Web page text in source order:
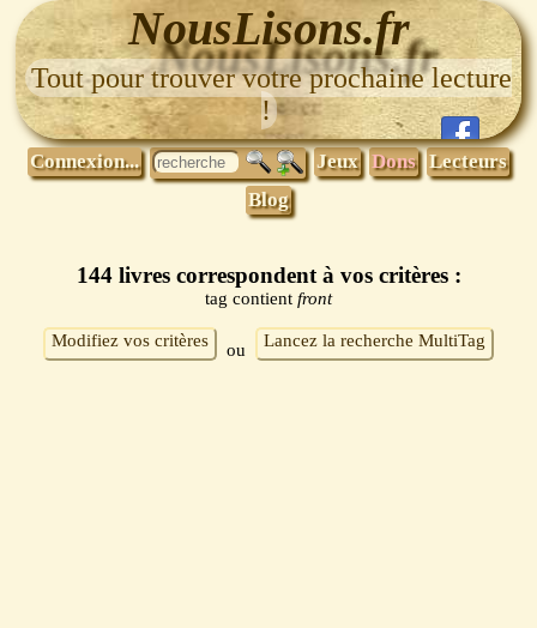
NousLisons.fr
Tout pour trouver votre prochaine lecture
!
Connexion... Jeux Dons Lecteurs
Blog
144 livres correspondent à vos critères :
tag contient front
Modifiez vos critères ou Lancez la recherche MultiTag